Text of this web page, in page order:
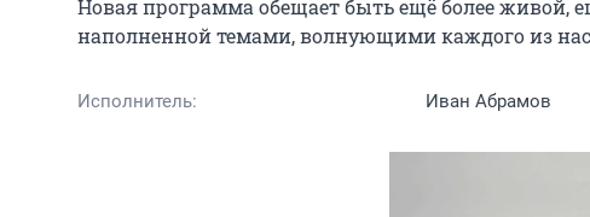
Новая программа обещает быть ещё более
наполненной темами, волнующими каждого из
Исполнитель: Иван Абрамов